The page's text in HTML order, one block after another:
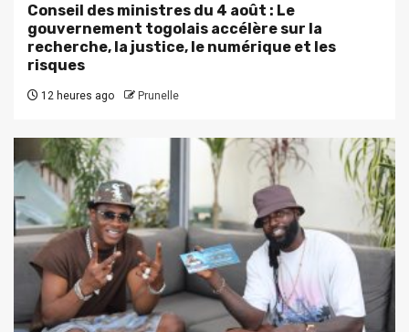
Conseil des ministres du 4 août : Le
gouvernement togolais accélère sur la
recherche, la justice, le numérique et les
risques
12 heures ago Prunelle